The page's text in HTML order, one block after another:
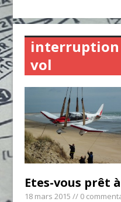
vol
Etes-vous prêt
18 mars 2015 // 0